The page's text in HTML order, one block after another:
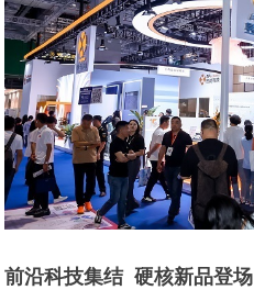
前沿科技集结硬核新品登场